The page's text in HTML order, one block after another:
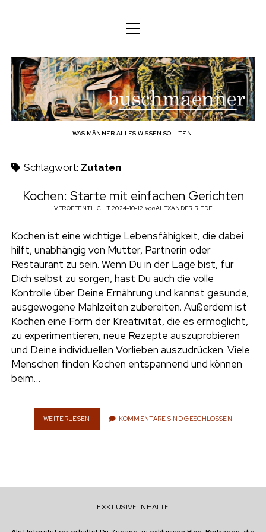
DEUTSCH
ü
ö
f
f
n
e
n
DEUTSCH
ENGLISH
KÖRPER
GEIST
FAMILIE
BERUF
HAUSHALT
HOBBY
UMWELT
t
w
i
t
i
n
s
t
a
M
e
ö
f
f
n
e
n
b
u
s
c
a
e
n
n
e
WAS MÄNNER ALLES WISSEN SOLLTEN.
Schlagwort: Zutaten
Kochen: Starte mit einfachen Gerichten
VERÖFFENTLICHT 2024-10-12 vonALEXANDER RIEDE
Kochen ist eine wichtige Lebensfähigkeit, die dabei
hilft, unabhängig von Mutter, Partnerin oder
Restaurant zu sein. Wenn Du in der Lage bist, für
Dich selbst zu sorgen, hast Du auch die volle
Kontrolle über Deine Ernährung und kannst gesunde,
ausgewogene Mahlzeiten zubereiten. Außerdem ist
Kochen eine Form der Kreativität, die es ermöglicht,
zu experimentieren, neue Rezepte auszuprobieren
und Deine individuellen Vorlieben auszudrücken. Viele
Menschen finden Kochen entspannend und können
beim…
WEITERLESEN
O
:
KOMMENTARE SIND GESCHLOSSEN
EXKLUSIVE INHALTE